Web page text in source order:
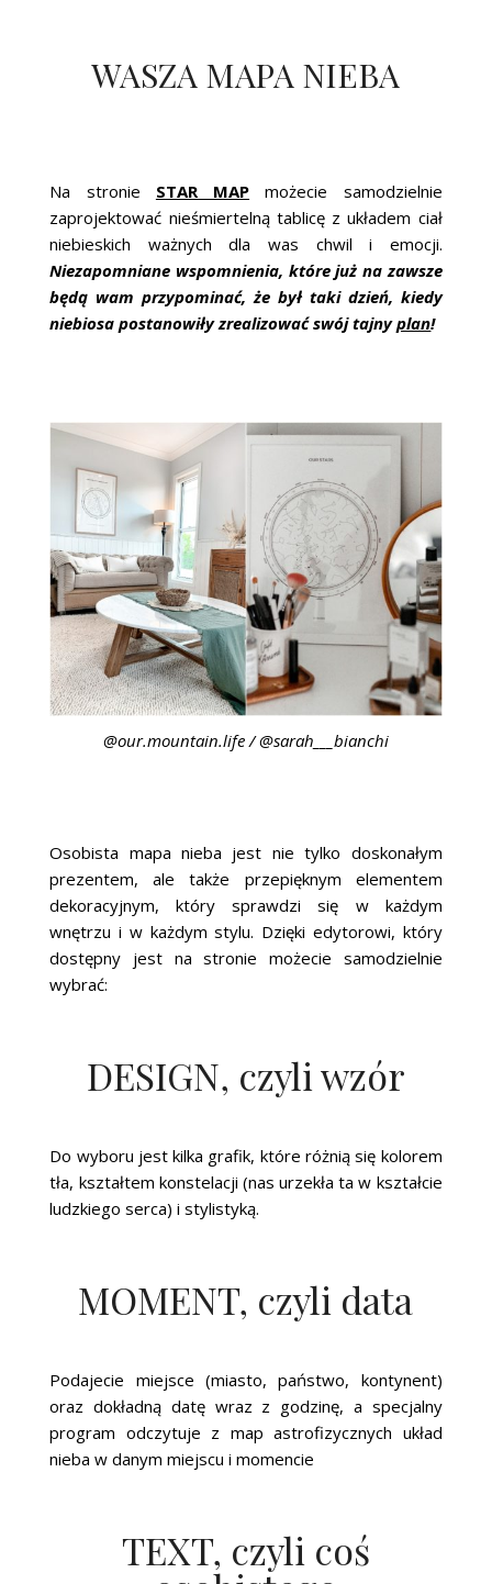
WASZA MAPA NIEBA
Na stronie STAR MAP możecie samodzielnie
zaprojektować nieśmiertelną tablicę z układem ciał
niebieskich ważnych dla was chwil i emocji.
Niezapomniane wspomnienia, które już na zawsze
będą wam przypominać, że był taki dzień, kiedy
niebiosa postanowiły zrealizować swój tajnyplan!
@our.mountain.life / @sarah___bianchi
Osobista mapa nieba jest nie tylko doskonałym
prezentem, ale także przepięknym elementem
dekoracyjnym, który sprawdzi się w każdym
wnętrzu i w każdym stylu. Dzięki edytorowi, który
dostępny jest na stronie możecie samodzielnie
wybrać:
DESIGN, czyli wzór
Do wyboru jest kilka grafik, które różnią się kolorem
tła, kształtem konstelacji (nas urzekła ta w kształcie
ludzkiego serca) i stylistyką.
MOMENT, czyli data
Podajecie miejsce (miasto, państwo, kontynent)
oraz dokładną datę wraz z godzinę, a specjalny
program odczytuje z map astrofizycznych układ
nieba w danym miejscu i momencie
TEXT, czyli coś